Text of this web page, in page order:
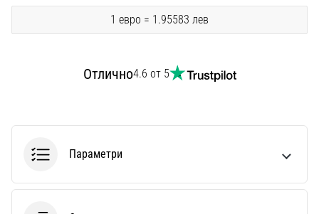
Покажи
1 евро = 1.95583 лев
Отлично4.6 от 5
Параметри